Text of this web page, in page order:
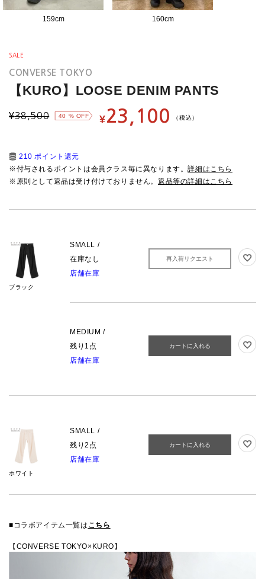
159cm 160cm
SALE
CONVERSE TOKYO
【KURO】LOOSE DENIM PANTS
¥38,500 40 % OFF ¥23,100 （税込）
210 ポイント還元
※付与されるポイントは会員クラス毎に異なります。詳細はこちら
※原則として返品は受け付けておりません。 返品等の詳細はこちら
ブラック
SMALL /
在庫なし
店舗在庫
再入荷リクエスト
MEDIUM /
残り1点
店舗在庫
カートに入れる
ホワイト
SMALL /
残り2点
店舗在庫
カートに入れる
■コラボアイテム一覧は こちら
【CONVERSE TOKYO×KURO】